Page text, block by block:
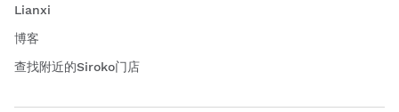
Lianxi
博客
查找附近的Siroko门店